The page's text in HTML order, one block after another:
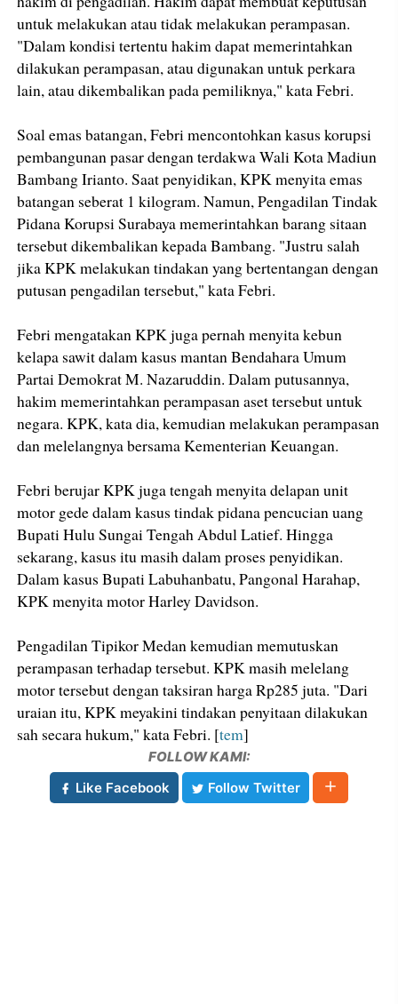
untuk melakukan atau tidak melakukan perampasan.
"Dalam kondisi tertentu hakim dapat memerintahkan
dilakukan perampasan, atau digunakan untuk perkara
lain, atau dikembalikan pada pemiliknya," kata Febri.
Soal emas batangan, Febri mencontohkan kasus korupsi
pembangunan pasar dengan terdakwa Wali Kota Madiun
Bambang Irianto. Saat penyidikan, KPK menyita emas
batangan seberat 1 kilogram. Namun, Pengadilan Tindak
Pidana Korupsi Surabaya memerintahkan barang sitaan
tersebut dikembalikan kepada Bambang. "Justru salah
jika KPK melakukan tindakan yang bertentangan dengan
putusan pengadilan tersebut," kata Febri.
Febri mengatakan KPK juga pernah menyita kebun
kelapa sawit dalam kasus mantan Bendahara Umum
Partai Demokrat M. Nazaruddin. Dalam putusannya,
hakim memerintahkan perampasan aset tersebut untuk
negara. KPK, kata dia, kemudian melakukan perampasan
dan melelangnya bersama Kementerian Keuangan.
Febri berujar KPK juga tengah menyita delapan unit
motor gede dalam kasus tindak pidana pencucian uang
Bupati Hulu Sungai Tengah Abdul Latief. Hingga
sekarang, kasus itu masih dalam proses penyidikan.
Dalam kasus Bupati Labuhanbatu, Pangonal Harahap,
KPK menyita motor Harley Davidson.
Pengadilan Tipikor Medan kemudian memutuskan
perampasan terhadap tersebut. KPK masih melelang
motor tersebut dengan taksiran harga Rp285 juta. "Dari
uraian itu, KPK meyakini tindakan penyitaan dilakukan
sah secara hukum," kata Febri. [tem]
FOLLOW KAMI:
Like Facebook
Follow Twitter